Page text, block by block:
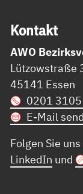
Kon­takt
AWO
Lützowstraße
45141 Essen
0201
E-Mail
Folgen Sie
LinkedIn und